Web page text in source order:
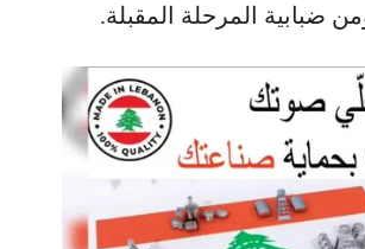
المرحلة المقبلة.